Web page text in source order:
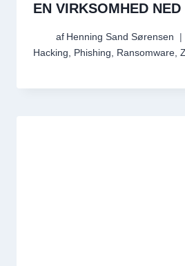
EN VIRKSOMHED NED
af Henning Sand Sørensen
Hacking
Phishing Ransomware